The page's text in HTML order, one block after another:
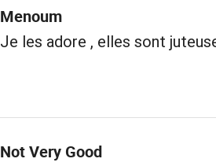
Menoum
Je les adore , elles sont
Not Very Good